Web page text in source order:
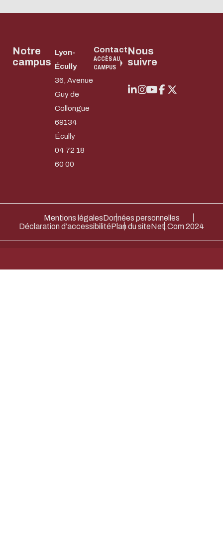
Notre
campus
Lyon-
Écully
36, Avenue
Guy de
Collongue
69134
Écully
04 72 18
60 00
Contact
ACCÈS AU
CAMPUS
Nous
suivre
Mentions légalesDonnées personnelles
Déclaration d’accessibilitéPlan du siteNet.Com 2024